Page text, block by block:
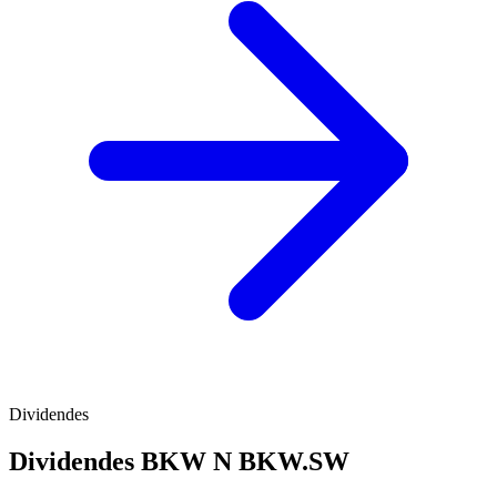
Dividendes
Dividendes BKW N BKW.SW